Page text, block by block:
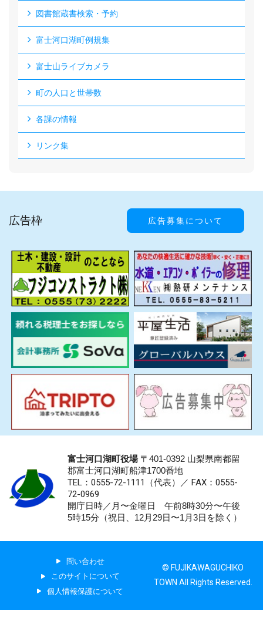
図書館蔵書検索・予約
富士河口湖町例規集
富士山ライブカメラ
町の人口と世帯数
各課の情報
リンク集
広告枠 広告募集について
富士河口湖町役場〒401-0392 山梨県南都留
郡富士河口湖町船津1700番地
TEL：0555-72-1111 （代表）／ FAX：0555-
72-0969
開庁日時／月〜金曜日 午前8時30分〜午後
5時15分（祝日、12月29日〜1月3日を除く）
問い合わせ
このサイトについて
個人情報保護について
© FUJIKAWAGUCHIKO
TOWN All Rights Reserved.